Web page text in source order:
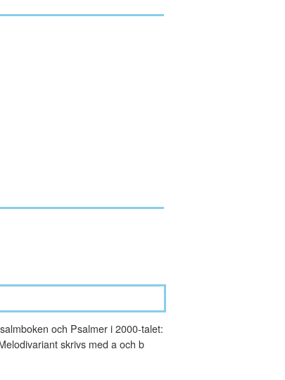
och Psalmer i 2000-talet:
skrivs med a och b